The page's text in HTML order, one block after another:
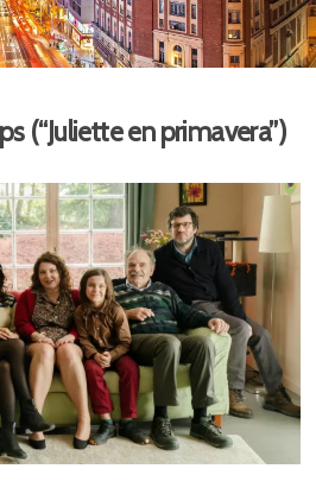
(“Juliette en primavera”)